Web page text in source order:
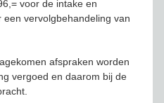
voor de intake en
vervolgbehandeling van
afspraken worden
vergoed en daarom bij de